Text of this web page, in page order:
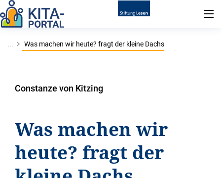
... Was machen wir heute? fragt der kleine Dachs
Constanze von Kitzing
Was machen wir
heute? fragt der